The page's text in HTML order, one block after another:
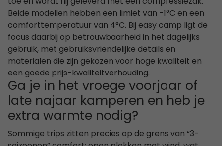
Beide modellen hebben een limiet van -1°C en een
comforttemperatuur van 4°C. Bij easy camp ligt de
focus daarbij op betrouwbaarheid in het dagelijks
gebruik, met gebruiksvriendelijke details en
materialen die zijn gekozen voor hoge kwaliteit en
een goede prijs-kwaliteitverhouding.
Ga je in het vroege voorjaar of
late najaar kamperen en heb je
extra warmte nodig?
Sommige trips zitten precies op de grens van “3-